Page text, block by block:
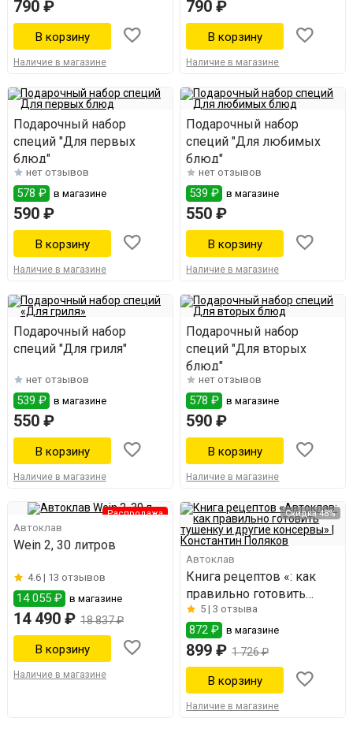
790 ₽
Наличие в магазине
790 ₽
Наличие в магазине
Подарочный набор
специй "Для первых
блюд"
нет отзывов
578 ₽ в магазине
590 ₽
Наличие в магазине
Подарочный набор
специй "Для любимых
блюд"
нет отзывов
539 ₽ в магазине
550 ₽
Наличие в магазине
Подарочный набор
специй "Для гриля"
нет отзывов
539 ₽ в магазине
550 ₽
Наличие в магазине
Подарочный набор
специй "Для вторых
блюд"
нет отзывов
578 ₽ в магазине
590 ₽
Наличие в магазине
Распродажа
Автоклав
Wein 2, 30 литров
4.6 | 13 отзывов
14 055 ₽ в магазине
14 490 ₽ 18 837 ₽
Наличие в магазине
Скидка 48%
Автоклав
Книга рецептов «: как
правильно готовить
тушенку и другие
консервы»
5 |3 отзыва
872 ₽ в магазине
899 ₽ 1 726 ₽
Наличие в магазине